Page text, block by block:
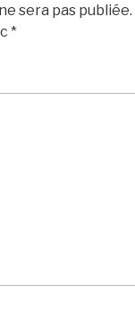
sera pas publiée.
*